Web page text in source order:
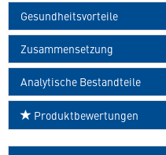
Gesundheitsvorteile
Zusammensetzung
Analytische Bestandteile
Produktbewertungen